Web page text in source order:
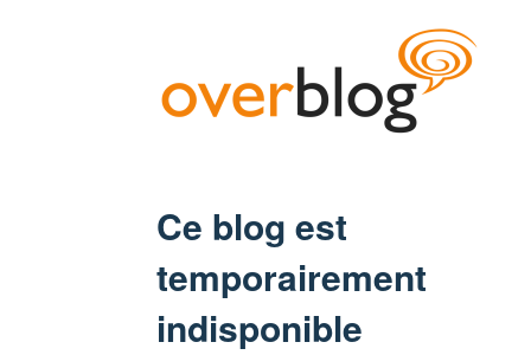
Ce blog est
temporairement
indisponible